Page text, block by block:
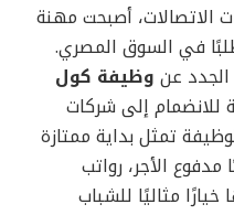
الاتصالات، أصبحت مهنة
في السوق المصري.
الجدد عن وظيفة كول
إلى شركات
تمثل بداية ممتازة
مدفوع الأجر، رواتب
مثاليًا للشباب